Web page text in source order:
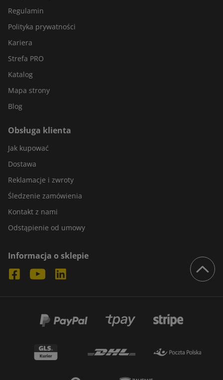
Regulamin
Polityka prywatności
Kariera
Strefa PRO
Katalog
Mapa strony
Blog
Obsługa klienta
Jak kupować
Dostawa
Reklamacje i zwroty
Śledzenie zamówienia
Kontakt z nami
Odstąpienie od umowy
Informacja o sklepie